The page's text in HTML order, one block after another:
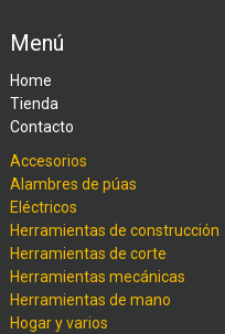
Menú
Home
Tienda
Contacto
Accesorios
Alambres de púas
Eléctricos
Herramientas de construcción
Herramientas de corte
Herramientas mecánicas
Herramientas de mano
Hogar y varios